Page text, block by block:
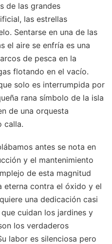
de las grandes
las estrellas
Sentarse en una de las
el aire se enfría es una
de pesca en la
flotando en el vacío.
solo es interrumpida por
rana símbolo de la isla
de una orquesta
calla.
antes se nota en
y el mantenimiento
de esta magnitud
eterna contra el óxido y el
una dedicación casi
cuidan los jardines y
los verdaderos
labor es silenciosa pero